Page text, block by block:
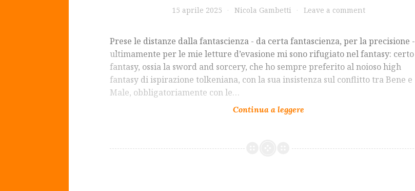
15 aprile 2025 Nicola Gambetti Leave a comment
Prese le distanze dalla fantascienza - da certa fantascienza, per la precisione -
ultimamente per le mie letture d’evasione mi sono rifugiato nel fantasy: certo
fantasy, ossia la sword and sorcery, che ho sempre preferito al noioso high
fantasy di ispirazione tolkeniana, con la sua insistenza sul conflitto tra Bene e
Male, obbligatoriamente con le…